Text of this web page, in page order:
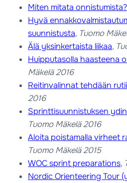
Miten mitata onnistumista?
Hyvä
suunnistusta, Tuomo
Älä yksinkertaista liikaa,
Huipputasolla haasteena
Mäkelä 2016
Reitinvalinnat tehdään
2016
Sprinttisuunnistuksen
Tuomo Mäkelä 2016
Aloita poistamalla virheet
Tuomo Mäkelä 2015
WOC sprint preparations,
Nordic Orienteering Tour